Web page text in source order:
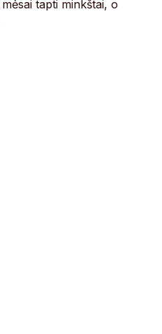
tapti minkštai, o